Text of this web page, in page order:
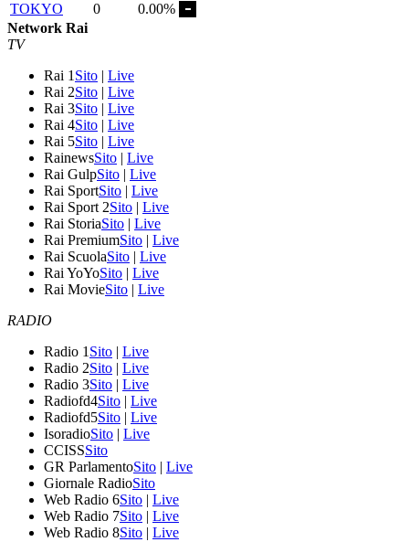
TOKYO
0
0.00%
Network Rai
TV
Rai 1 Sito | Live
Rai 2Sito | Live
Rai 3Sito | Live
Rai 4Sito | Live
Rai 5Sito | Live
RainewsSito | Live
Rai GulpSito | Live
Rai SportSito | Live
Rai Sport 2Sito | Live
Rai StoriaSito | Live
Rai PremiumSito | Live
Rai ScuolaSito | Live
Rai YoYoSito | Live
Rai MovieSito | Live
RADIO
Radio 1 Sito | Live
Radio 2Sito | Live
Radio 3Sito | Live
Radiofd4Sito | Live
Radiofd5Sito | Live
IsoradioSito | Live
CCISSSito
GR ParlamentoSito | Live
Giornale RadioSito
Web Radio 6Sito | Live
Web Radio 7Sito | Live
Web Radio 8Sito | Live